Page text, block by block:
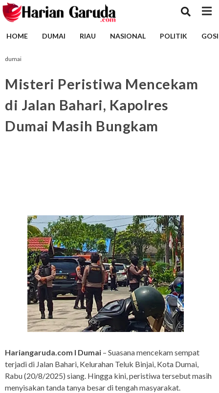
HOME DUMAI RIAU NASIONAL POLITIK
dumai
Misteri Peristiwa Mencekam
di Jalan Bahari, Kapolres
Dumai Masih Bungkam
Hariangaruda.com I Dumai – Suasana mencekam sempat
terjadi di Jalan Bahari, Kelurahan Teluk Binjai, Kota Dumai,
Rabu (20/8/2025) siang. Hingga kini, peristiwa tersebut masih
menyisakan tanda tanya besar di tengah masyarakat.